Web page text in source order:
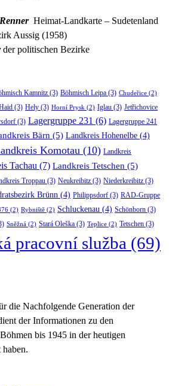
Heimat-Landkarte – Sudetenland
Aussig (1958)
der politischen Bezirke
Kamnitz (3) Böhmisch Leipa (3) Chudeřice (2)
(3) Hely (3) Horní Prysk (2) Iglau (3) Jetřichovice
(3) Lagergruppe 231 (6) Lagergruppe 241
Bärn (5) Landkreis Hohenelbe (4)
Komotau (10) Landkreis
Tachau (7) Landkreis Tetschen (5)
Troppau (3) Neukreibitz (3) Niederkreibitz (3)
Brünn (4) Philippsdorf (3) RAD-Gruppe
(2) Rybniště (2) Schluckenau (4) Schönborn (3)
Sněžná (2) Stará Oleška (3) Teplice (2) Tetschen (3)
pracovní služba (69)
die Nachfolgende Generation der
der Informationen zu den
bis 1945 in der heutigen